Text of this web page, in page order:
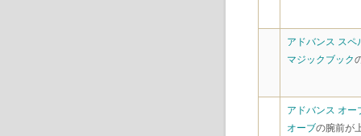
アドバンス スペ
マジックブック
アドバンス オー
オーブの腕前が